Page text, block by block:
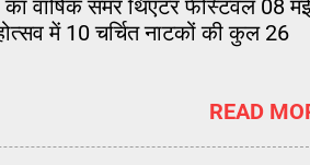
वार्षिक समर थिएटर फेस्टिवल 08
में 10 चर्चित नाटकों की कुल 26
READ